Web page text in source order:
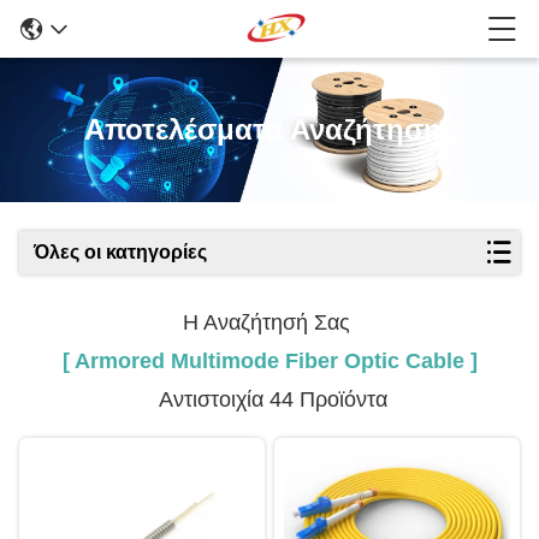
Αποτελέσματα Αναζήτησης
Όλες οι κατηγορίες
Η Αναζήτησή Σας
[ Armored Multimode Fiber Optic Cable ]
Αντιστοιχία 44 Προϊόντα